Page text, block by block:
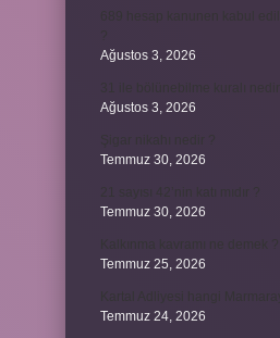
Ağustos 3, 2026
Ağustos 3, 2026
Temmuz 30, 2026
Temmuz 30, 2026
Temmuz 25, 2026
Temmuz 24, 2026